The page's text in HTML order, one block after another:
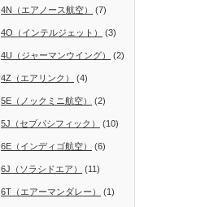
4N（エアノース航空） (7)
4O（インテルジェット） (3)
4U（ジャーマンウイング） (2)
4Z（エアリンク） (4)
5E（ノックミニ航空） (2)
5J（セブパシフィック） (10)
6E（インディゴ航空） (6)
6J（ソラシドエア） (11)
6T（エアーマンダレー） (1)